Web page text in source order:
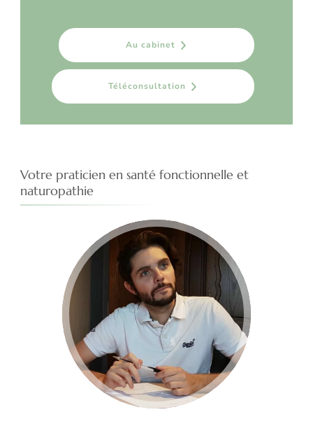
Au cabinet
Téléconsultation
Votre praticien en santé fonctionnelle et
naturopathie